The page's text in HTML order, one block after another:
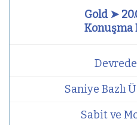
Gold ➤
Konuşma
Saniye Bazlı
Sabit ve